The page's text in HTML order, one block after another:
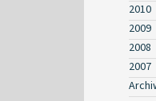
2010
2009
2008
2007